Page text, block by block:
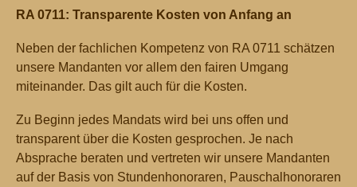
RA 0711: Transparente Kosten von Anfang an
Neben der fachlichen Kompetenz von RA 0711 schätzen
unsere Mandanten vor allem den fairen Umgang
miteinander. Das gilt auch für die Kosten.
Zu Beginn jedes Mandats wird bei uns offen und
transparent über die Kosten gesprochen. Je nach
Absprache beraten und vertreten wir unsere Mandanten
auf der Basis von Stundenhonoraren, Pauschalhonoraren